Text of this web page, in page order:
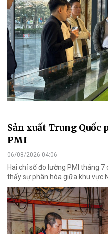
Sản xuất Trung
PMI
06/08/2026 04:06
Hai chỉ số đo lường PMI tháng
thấy sự phân hóa giữa khu vực